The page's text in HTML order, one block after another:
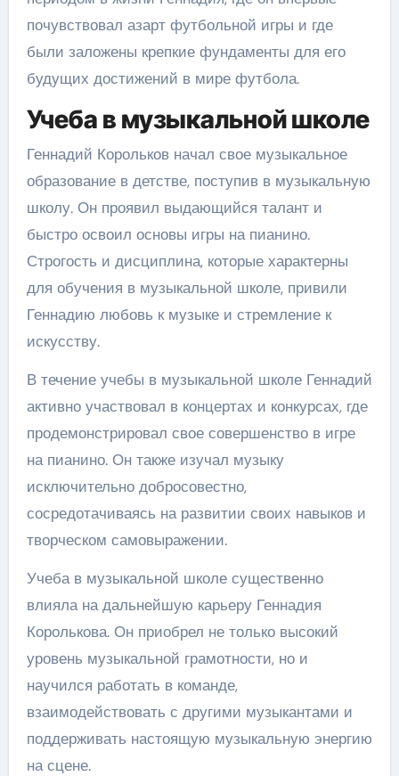
почувствовал азарт футбольной игры и где
были заложены крепкие фундаменты для его
будущих достижений в мире футбола.
Учеба в музыкальной школе
Геннадий Корольков начал свое музыкальное
образование в детстве, поступив в музыкальную
школу. Он проявил выдающийся талант и
быстро освоил основы игры на пианино.
Строгость и дисциплина, которые характерны
для обучения в музыкальной школе, привили
Геннадию любовь к музыке и стремление к
искусству.
В течение учебы в музыкальной школе Геннадий
активно участвовал в концертах и конкурсах, где
продемонстрировал свое совершенство в игре
на пианино. Он также изучал музыку
исключительно добросовестно,
сосредотачиваясь на развитии своих навыков и
творческом самовыражении.
Учеба в музыкальной школе существенно
влияла на дальнейшую карьеру Геннадия
Королькова. Он приобрел не только высокий
уровень музыкальной грамотности, но и
научился работать в команде,
взаимодействовать с другими музыкантами и
поддерживать настоящую музыкальную энергию
на сцене.